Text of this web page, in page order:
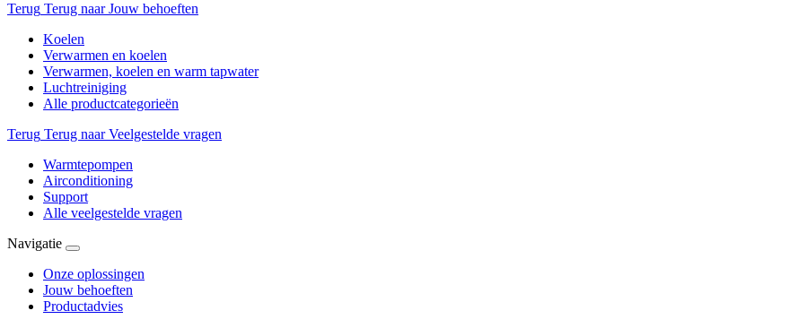
Terug Terug naar Jouw behoeften
Koelen
Verwarmen en koelen
Verwarmen, koelen en warm tapwater
Luchtreiniging
Alle productcategorieën
Terug Terug naar Veelgestelde vragen
Warmtepompen
Airconditioning
Support
Alle veelgestelde vragen
Navigatie
Onze oplossingen
Jouw behoeften
Productadvies